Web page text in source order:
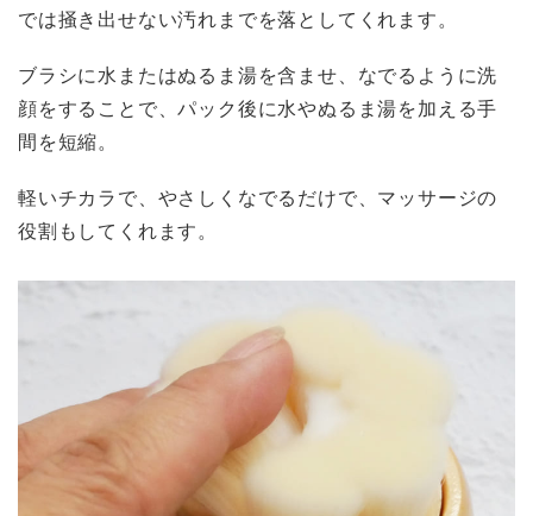
では掻き出せない汚れまでを落としてくれます。
ブラシに水またはぬるま湯を含ませ、なでるように洗
顔をすることで、パック後に水やぬるま湯を加える手
間を短縮。
軽いチカラで、やさしくなでるだけで、マッサージの
役割もしてくれます。